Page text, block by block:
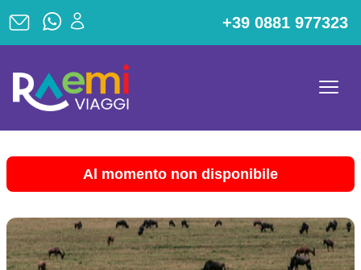
+39 0881 977323
Al momento non disponibile